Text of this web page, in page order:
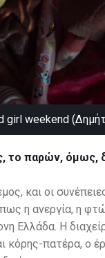
girl weekend
το παρών, όμως,
και οι
η ανεργία, η
Ελλάδα. Η
κόρης-πατέρα, ο